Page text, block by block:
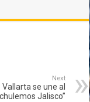
Next
Vallarta se une al
Jalisco”